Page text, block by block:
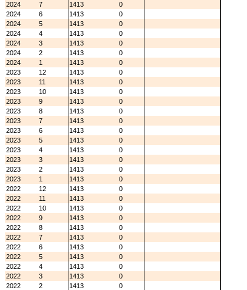
2024
7 1413
0
2024
6 1413
0
2024
5 1413
0
2024
4 1413
0
2024
3 1413
0
2024
2 1413
0
2024
1 1413
0
2023
12 1413
0
2023
11 1413
0
2023
10 1413
0
2023
9 1413
0
2023
8 1413
0
2023
7 1413
0
2023
6 1413
0
2023
5 1413
0
2023
4 1413
0
2023
3 1413
0
2023
2 1413
0
2023
1 1413
0
2022
12 1413
0
2022
11 1413
0
2022
10 1413
0
2022
9 1413
0
2022
8 1413
0
2022
7 1413
0
2022
6 1413
0
2022
5 1413
0
2022
4 1413
0
2022
3 1413
0
2022
2 1413
0